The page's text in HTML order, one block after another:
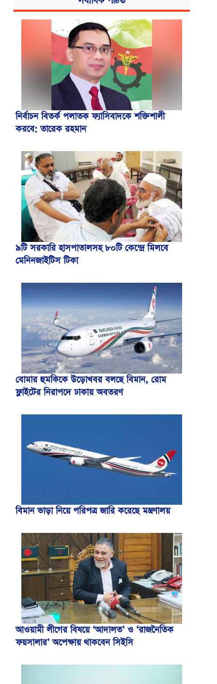
নির্বাচন বিতর্ক পলাতক ফ্যাসিবাদকে শক্তিশালী
করবে: তারেক রহমান
৯টি সরকারি হাসপাতালসহ ৮০টি কেন্দ্রে মিলবে
মেনিনজাইটিস টিকা
বোমার হুমকিকে উড়োখবর বলছে বিমান, রোম
ফ্লাইটের নিরাপদে ঢাকায় অবতরণ
বিমান ভাড়া নিয়ে পরিপত্র জারি করেছে মন্ত্রণালয়
আওয়ামী লীগের বিষয়ে ‘আদালত’ ও ‘রাজনৈতিক
ফয়সালার’ অপেক্ষায় থাকবেন সিইসি